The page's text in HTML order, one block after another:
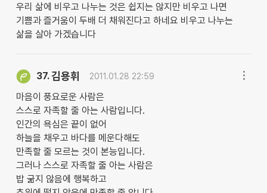
우리 삶에 비우고 나누는 것은 쉽지는 않지만 비우고 나면
기쁨과 즐거움이 두배 더 채워진다고 하네요 비우고 나누는
삶을 살아 가겠습니다
37.김용휘 2011.01.28 22:59
마음이 풍요로운 사람은
스스로 자족할 줄 아는 사람입니다.
인간의 욕심은 끝이 없어
하늘을 채우고 바다를 메운다해도
만족할 줄 모르는 것이 본능입니다.
그러나 스스로 자족할 줄 아는 사람은
밥 굶지 않음에 행복하고